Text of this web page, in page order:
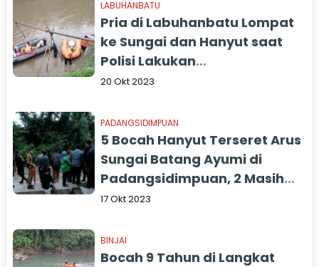
LABUHANBATU
Pria di Labuhanbatu Lompat
ke Sungai dan Hanyut saat
Polisi Lakukan
Penggerebekan
20 Okt 2023
PADANGSIDIMPUAN
5 Bocah Hanyut Terseret Arus
Sungai Batang Ayumi di
Padangsidimpuan, 2 Masih
Hilang
17 Okt 2023
BINJAI
Bocah 9 Tahun di Langkat